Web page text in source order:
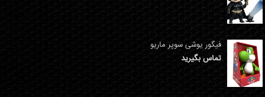
فیگور یوشی سوپر ماریو
تماس بگیرید